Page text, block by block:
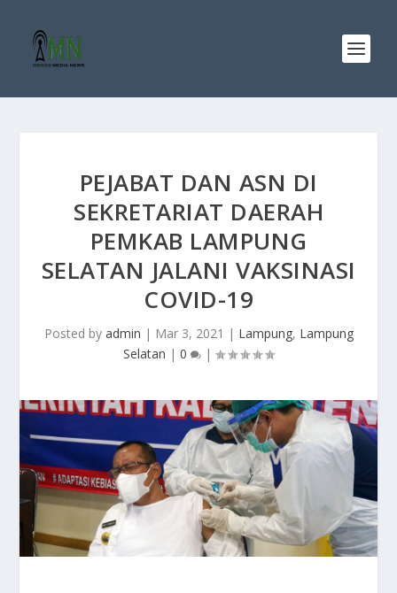
PEJABAT DAN ASN DI
SEKRETARIAT DAERAH
PEMKAB LAMPUNG
SELATAN JALANI VAKSINASI
COVID-19
Posted by admin | Mar 3, 2021 | Lampung, Lampung
Selatan | 0 |